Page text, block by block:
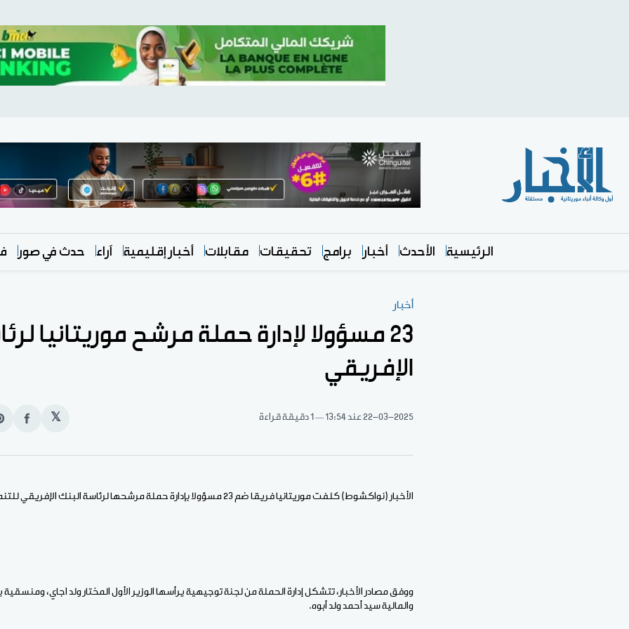
الرئيسية الأحدث أخبار برامج تحقيقات مقابلات أخبار إقليمية آراء حدث في صور
أخبار
23 مسؤولا لإدارة حملة مرشح موريتانيا
الإفريقي
22-03-2025عند 13:54 1 دقيقة قراءة 𝕏
انشر
الأخبار (نواكشوط) كلفت موريتانيا فريقا ضم 23 مسؤولا بإدارة حملة مرشحها لرئاسة البنك الإفريقي للتنمية سيدي ولد التاه.
ووفق مصادر الأخبار، تتشكل إدارة الحملة من لجنة توجيهية يرأسها الوزير الأول المختار ولد اجاي، ومنسقية
والمالية سيد أحمد ولد أبوه.